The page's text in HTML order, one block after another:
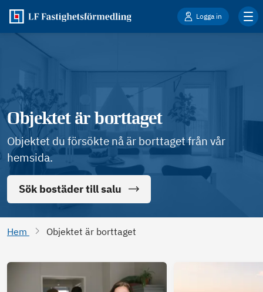
Logga in
Objektet är borttaget
Objektet du försökte nå är borttaget från vår
hemsida.
Sök bostäder till salu
Hem Objektet är borttaget